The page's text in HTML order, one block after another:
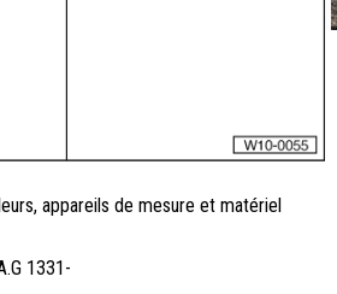
appareils de mesure et matériel
1331-